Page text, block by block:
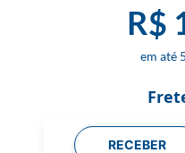
R$
5
RECEBER